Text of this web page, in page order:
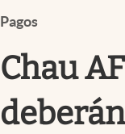
Clima
Mundial 2026
Pagos
Chau